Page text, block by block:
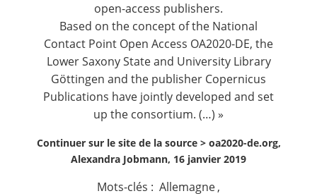
open-access publishers.
Based on the concept of the National
Contact Point Open Access OA2020-DE, the
Lower Saxony State and University Library
Göttingen and the publisher Copernicus
Publications have jointly developed and set
up the consortium. (…) »
Continuer sur le site de la source > oa2020-de.org,
Alexandra Jobmann, 16 janvier 2019
Mots-clés : Allemagne ,